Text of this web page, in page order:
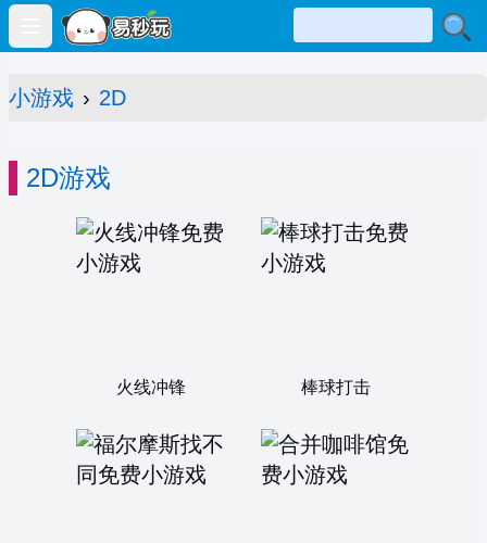
Open main menu
小游戏 › 2D
2D游戏
火线冲锋 棒球打击